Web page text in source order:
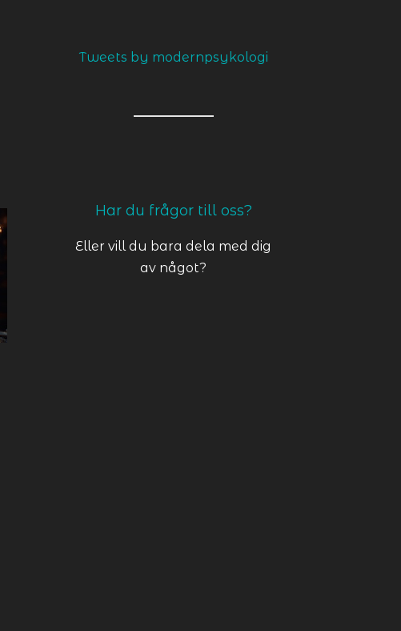
Tweets by modernpsykologi
Har du frågor till oss?
Eller vill du bara dela med dig
av något?
kontakt@psykopat.se
KLICKA HÄR